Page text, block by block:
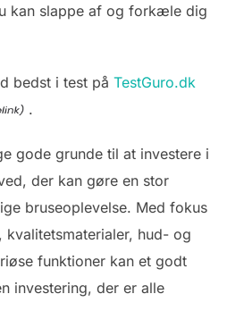
kan slappe af og forkæle dig
bedst i test på TestGuro.dk
.
gode grunde til at investere i
der kan gøre en stor
bruseoplevelse. Med fokus
kvalitetsmaterialer, hud- og
funktioner kan et godt
investering, der er alle